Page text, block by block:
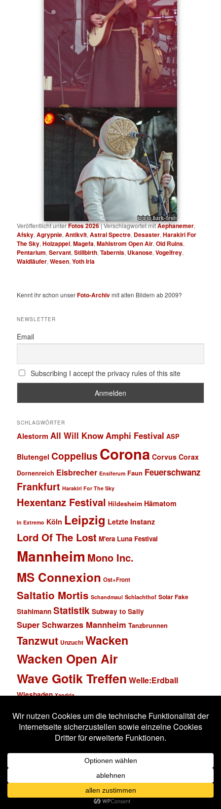
Veröffentlicht unterFotos 2026|Verschlagwortet mitAephanemer,
Afsky,Agrypnie,Antikvlt,Astral Spectre, Desaster,Harakiri For
The Sky,Holzappel,Magefa,Mahlstrom Open Air,Old Ruins,
Pentarium,Servant,Stillbirth,Tabernis, Ukanose,Vogelfrey,
Waldläufer,Wesen,Yoth Iria
Kennt ihr schon unserFoto-Archivmit alten Bildern ab 2009?
NEWSLETTER
Email
Subscribing I accept the privacy rules of this site
SCHLAGWÖRTER
Alestorm All Will KnowAmphi Festival ASP
Blutengel Coppelius Corona Corvus Corax
Dornenreich Eisbrecher Ensiferum Faun Feuerschwanz
Frankfurt Harakiri For The Sky
Hexentanz Festival Hildesheim Hämatom
In Extremo Köln Leipzig Letzte Instanz
Lord Of The Lost M'era Luna Festival
Mannheim Mono Inc.
MS Connexion Ost+Front
Saltatio Mortis Schandmaul Schlachthof Solar Fake
Stahlmann Statistik Subway to Sally
Super Schwarzes Mannheim Tanzbrunnen
Tanzwut Unzucht Wacken
Wacken Open Air
Wave Gotik Treffen Welle:Erdball
Wiesbaden Xandria
Impressum
Stolz präsentiert von WordPress